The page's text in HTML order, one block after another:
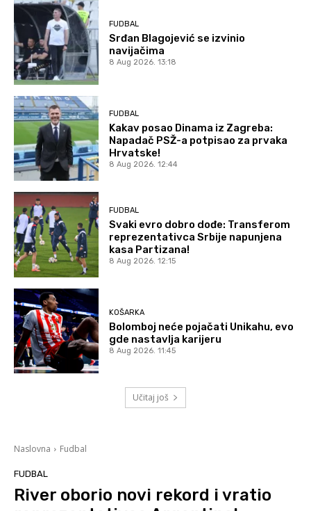
FUDBAL
Srđan Blagojević se izvinio
navijačima
8 Aug 2026. 13:18
FUDBAL
Kakav posao Dinama iz Zagreba:
Napadač PSŽ-a potpisao za prvaka
Hrvatske!
8 Aug 2026. 12:44
FUDBAL
Svaki evro dobro dođe: Transferom
reprezentativca Srbije napunjena
kasa Partizana!
8 Aug 2026. 12:15
KOŠARKA
Bolomboj neće pojačati Unikahu, evo
gde nastavlja karijeru
8 Aug 2026. 11:45
Učitaj još